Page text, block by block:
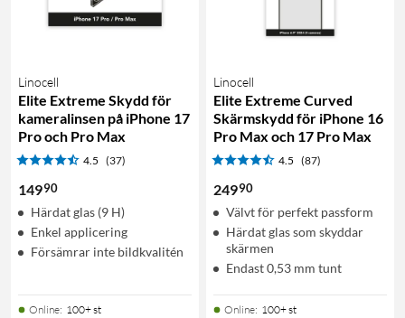
Linocell
Elite Extreme Skydd för
kameralinsen på iPhone 17
Pro och Pro Max
4.5 (37)
14990
Härdat glas (9 H)
Enkel applicering
Försämrar inte bildkvalitén
Online: 100+ st
Linocell
Elite Extreme Curved
Skärmskydd för iPhone 16
Pro Max och 17 Pro Max
4.5 (87)
24990
Välvt för perfekt passform
Härdat glas som skyddar
skärmen
Endast 0,53 mm tunt
Online: 100+ st